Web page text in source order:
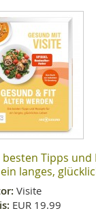
besten Tipps und
langes,
Visite
EUR 19.99